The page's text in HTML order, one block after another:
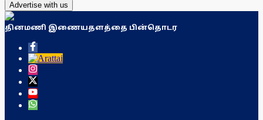
Advertise with us
தினமணி இணையதளத்தை பின்தொடர